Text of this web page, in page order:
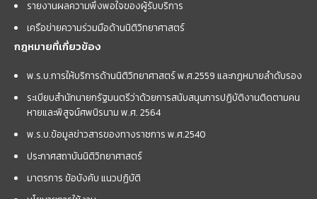
รายงานผลความพึงพอใจของผู้รับบริการ
เครือข่ายความร่วมมือด้านนิติวิทยาศาสตร์
กฎหมายที่เกี่ยวข้อง
พ.ร.บ.การให้บริการด้านนิติวิทยาศาสตร์ พ.ศ.2559 และกฏหมายลำดับรอง
ระเบียบสำนักนายกรัฐมนตรีว่าด้วยการสนับสนุนการปฏิบัติงานติดตามคน
หายและพิสูจน์ศพนิรนาม พ.ศ. 2564
พ.ร.บ.ข้อมูลข่าวสารของทางราชการ พ.ศ.2540
ประกาศสถาบันนิติวิทยาศาสตร์
มาตรการ ข้อบังคับ แนวปฏิบัติ